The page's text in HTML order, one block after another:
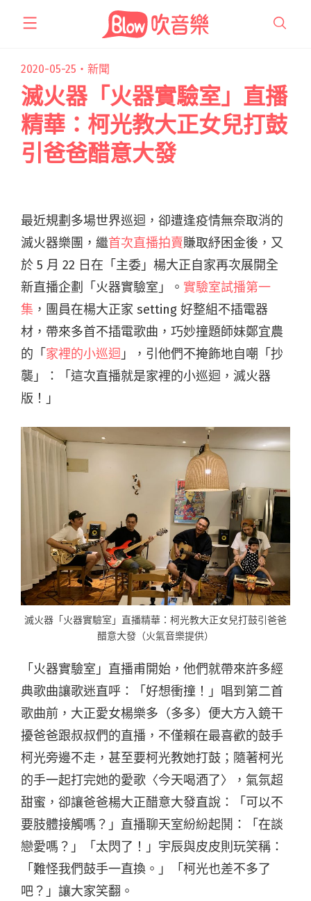
2020-05-25・ 新聞
滅火器「火器實驗室」直播
精華：柯光教大正女兒打鼓
引爸爸醋意大發
最近規劃多場世界巡迴，卻遭逢疫情無奈取消的
滅火器樂團，繼首次直播拍賣賺取紓困金後，又
於 5 月 22 日在「主委」楊大正自家再次展開全
新直播企劃「火器實驗室」。 實驗室試播第一
集 ，團員在楊大正家 setting 好整組不插電器
材，帶來多首不插電歌曲，巧妙撞題師妹鄭宜農
的「 家裡的小巡迴 」，引他們不掩飾地自嘲「抄
襲」：「這次直播就是家裡的小巡迴，滅火器
版！」
滅火器「火器實驗室」直播精華：柯光教大正女兒打鼓引爸爸
醋意大發（火氣音樂提供）
「火器實驗室」直播甫開始，他們就帶來許多經
典歌曲讓歌迷直呼：「好想衝撞！」唱到第二首
歌曲前，大正愛女楊樂多（多多）便大方入鏡干
擾爸爸跟叔叔們的直播，不僅賴在最喜歡的鼓手
柯光旁邊不走，甚至要柯光教她打鼓；隨著柯光
的手一起打完她的愛歌〈今天喝酒了〉，氣氛超
甜蜜，卻讓爸爸楊大正醋意大發直說：「可以不
要肢體接觸嗎？」直播聊天室紛紛起鬨：「在談
戀愛嗎？」「太閃了！」宇辰與皮皮則玩笑稱：
「難怪我們鼓手一直換。」「柯光也差不多了
吧？」讓大家笑翻。